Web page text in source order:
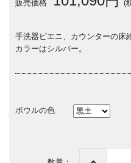
販売価格 (
手洗器ピエニ、カウンターの床
カラーはシルバー。
ボウルの色